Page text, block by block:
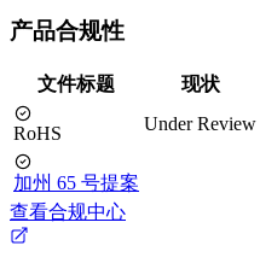
产品合规性
文件标题 现状
RoHS Under Review
加州 65 号提案
查看合规中心